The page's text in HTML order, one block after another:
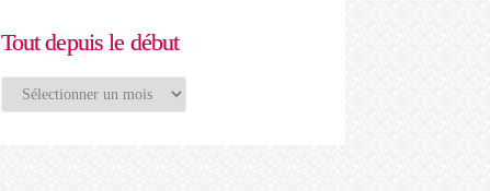
Tout depuis le début
Tout